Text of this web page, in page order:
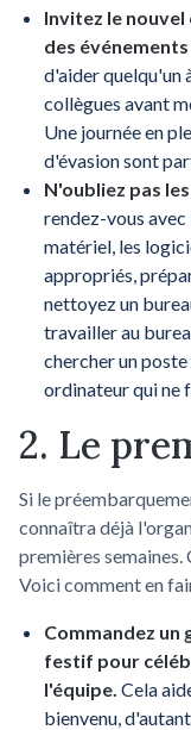
Invitez le
des
d'aider quelqu'un
collègues avant
Une journée en
d'évasion sont
N'oubliez pas
rendez-vous
matériel, les
appropriés,
nettoyez un
travailler au
chercher un
ordinateur qui ne
2. Le
Si le
connaîtra déjà
premières
Voici comment en
Commandez un
festif pour
l'équipe. Cela
bienvenu,